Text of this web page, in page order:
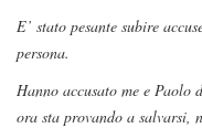
E’ stato pesante subire
persona.
Hanno accusato me e
ora sta provando a salvarsi,